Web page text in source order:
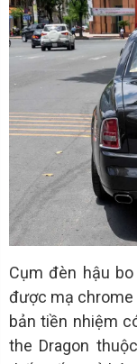
Cụm đèn hậu
được mạ chrome
bản tiền nhiệm
the Dragon